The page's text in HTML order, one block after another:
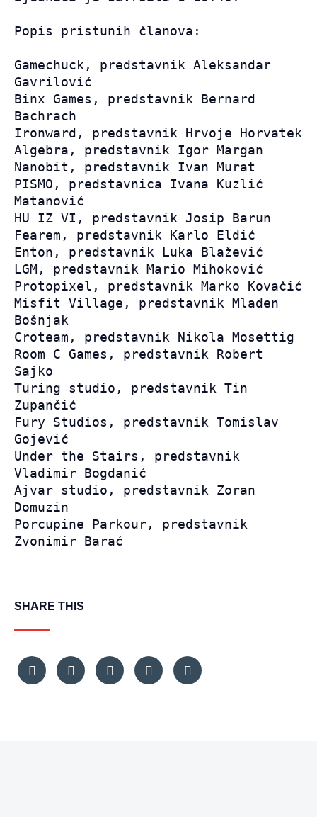
Popis pristunih članova:
Gamechuck, predstavnik Aleksandar
Gavrilović
Binx Games, predstavnik Bernard
Bachrach
Ironward, predstavnik Hrvoje Horvatek
Algebra, predstavnik Igor Margan
Nanobit, predstavnik Ivan Murat
PISMO, predstavnica Ivana Kuzlić
Matanović
HU IZ VI, predstavnik Josip Barun
Fearem, predstavnik Karlo Eldić
Enton, predstavnik Luka Blažević
LGM, predstavnik Mario Mihoković
Protopixel, predstavnik Marko Kovačić
Misfit Village, predstavnik Mladen
Bošnjak
Croteam, predstavnik Nikola Mosettig
Room C Games, predstavnik Robert
Sajko
Turing studio, predstavnik Tin
Zupančić
Fury Studios, predstavnik Tomislav
Gojević
Under the Stairs, predstavnik
Vladimir Bogdanić
Ajvar studio, predstavnik Zoran
Domuzin
Porcupine Parkour, predstavnik
Zvonimir Barać
SHARE THIS